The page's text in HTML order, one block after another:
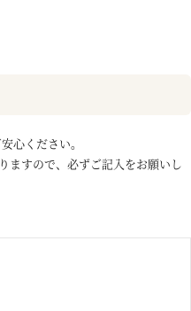
心ください。
ますので、必ずご記入をお願いし